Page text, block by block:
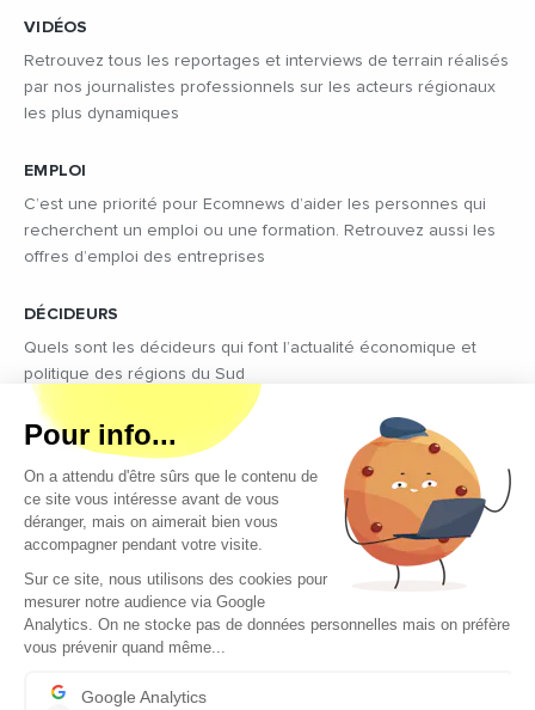
VIDÉOS
Retrouvez tous les reportages et interviews de terrain réalisés
par nos journalistes professionnels sur les acteurs régionaux
les plus dynamiques
EMPLOI
C’est une priorité pour Ecomnews d’aider les personnes qui
recherchent un emploi ou une formation. Retrouvez aussi les
offres d’emploi des entreprises
DÉCIDEURS
Quels sont les décideurs qui font l’actualité économique et
politique des régions du Sud
Copyright © 2026 - Tous droits réservés
Qui sommes-nous ?
Contact
Conditions générales d’utilisation